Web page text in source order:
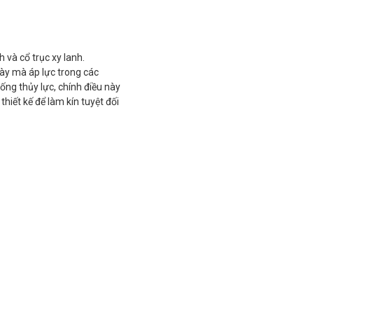
và cổ trục xy lanh.
mà áp lực trong các
thủy lực, chính điều này
kế để làm kín tuyệt đối